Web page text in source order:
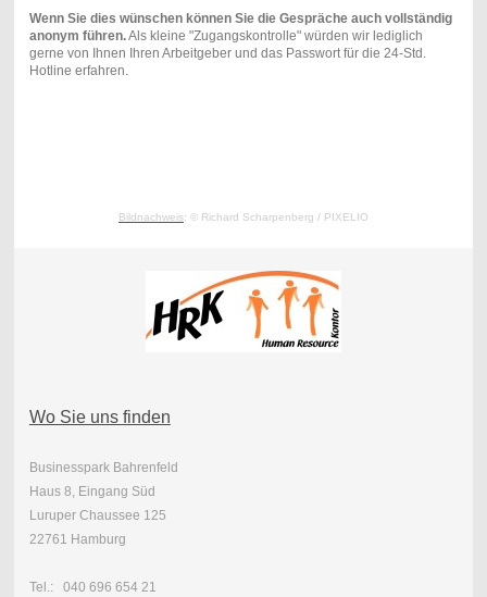
Wenn Sie dies wünschen können Sie die Gespräche auch vollständig
anonym führen.Als kleine "Zugangskontrolle" würden wir lediglich
gerne von Ihnen Ihren Arbeitgeber und das Passwort für die 24-Std.
Hotline erfahren.
Bildnachweis: © Richard Scharpenberg / PIXELIO
Wo Sie uns finden
Businesspark Bahrenfeld
Haus 8, Eingang Süd
Luruper Chaussee 125
22761 Hamburg
Tel.: 040 696 654 21